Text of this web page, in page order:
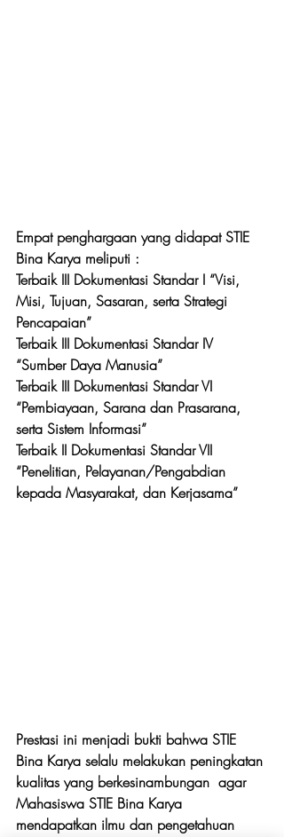
Empat penghargaan yang didapat STIE
Bina Karya meliputi :
Terbaik III Dokumentasi Standar I “Visi,
Misi, Tujuan, Sasaran, serta Strategi
Pencapaian”
Terbaik III Dokumentasi Standar IV
“Sumber Daya Manusia”
Terbaik III Dokumentasi Standar VI
“Pembiayaan, Sarana dan Prasarana,
serta Sistem Informasi”
Terbaik II Dokumentasi Standar VII
“Penelitian, Pelayanan/Pengabdian
kepada Masyarakat, dan Kerjasama”
Prestasi ini menjadi bukti bahwa STIE
Bina Karya selalu melakukan peningkatan
kualitas yang berkesinambungan  agar
Mahasiswa STIE Bina Karya
mendapatkan ilmu dan pengetahuan